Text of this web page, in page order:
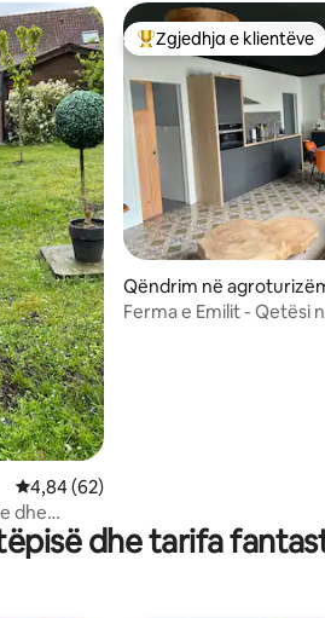
Vlerësimi mesatar 4,84 nga 5, 62
4,84 (62)
dhe
Më të mirat e
Zgjedhja e klientëve
Qëndrim në
main
Ferma e Emilit - Qetësi
dhe tarifa